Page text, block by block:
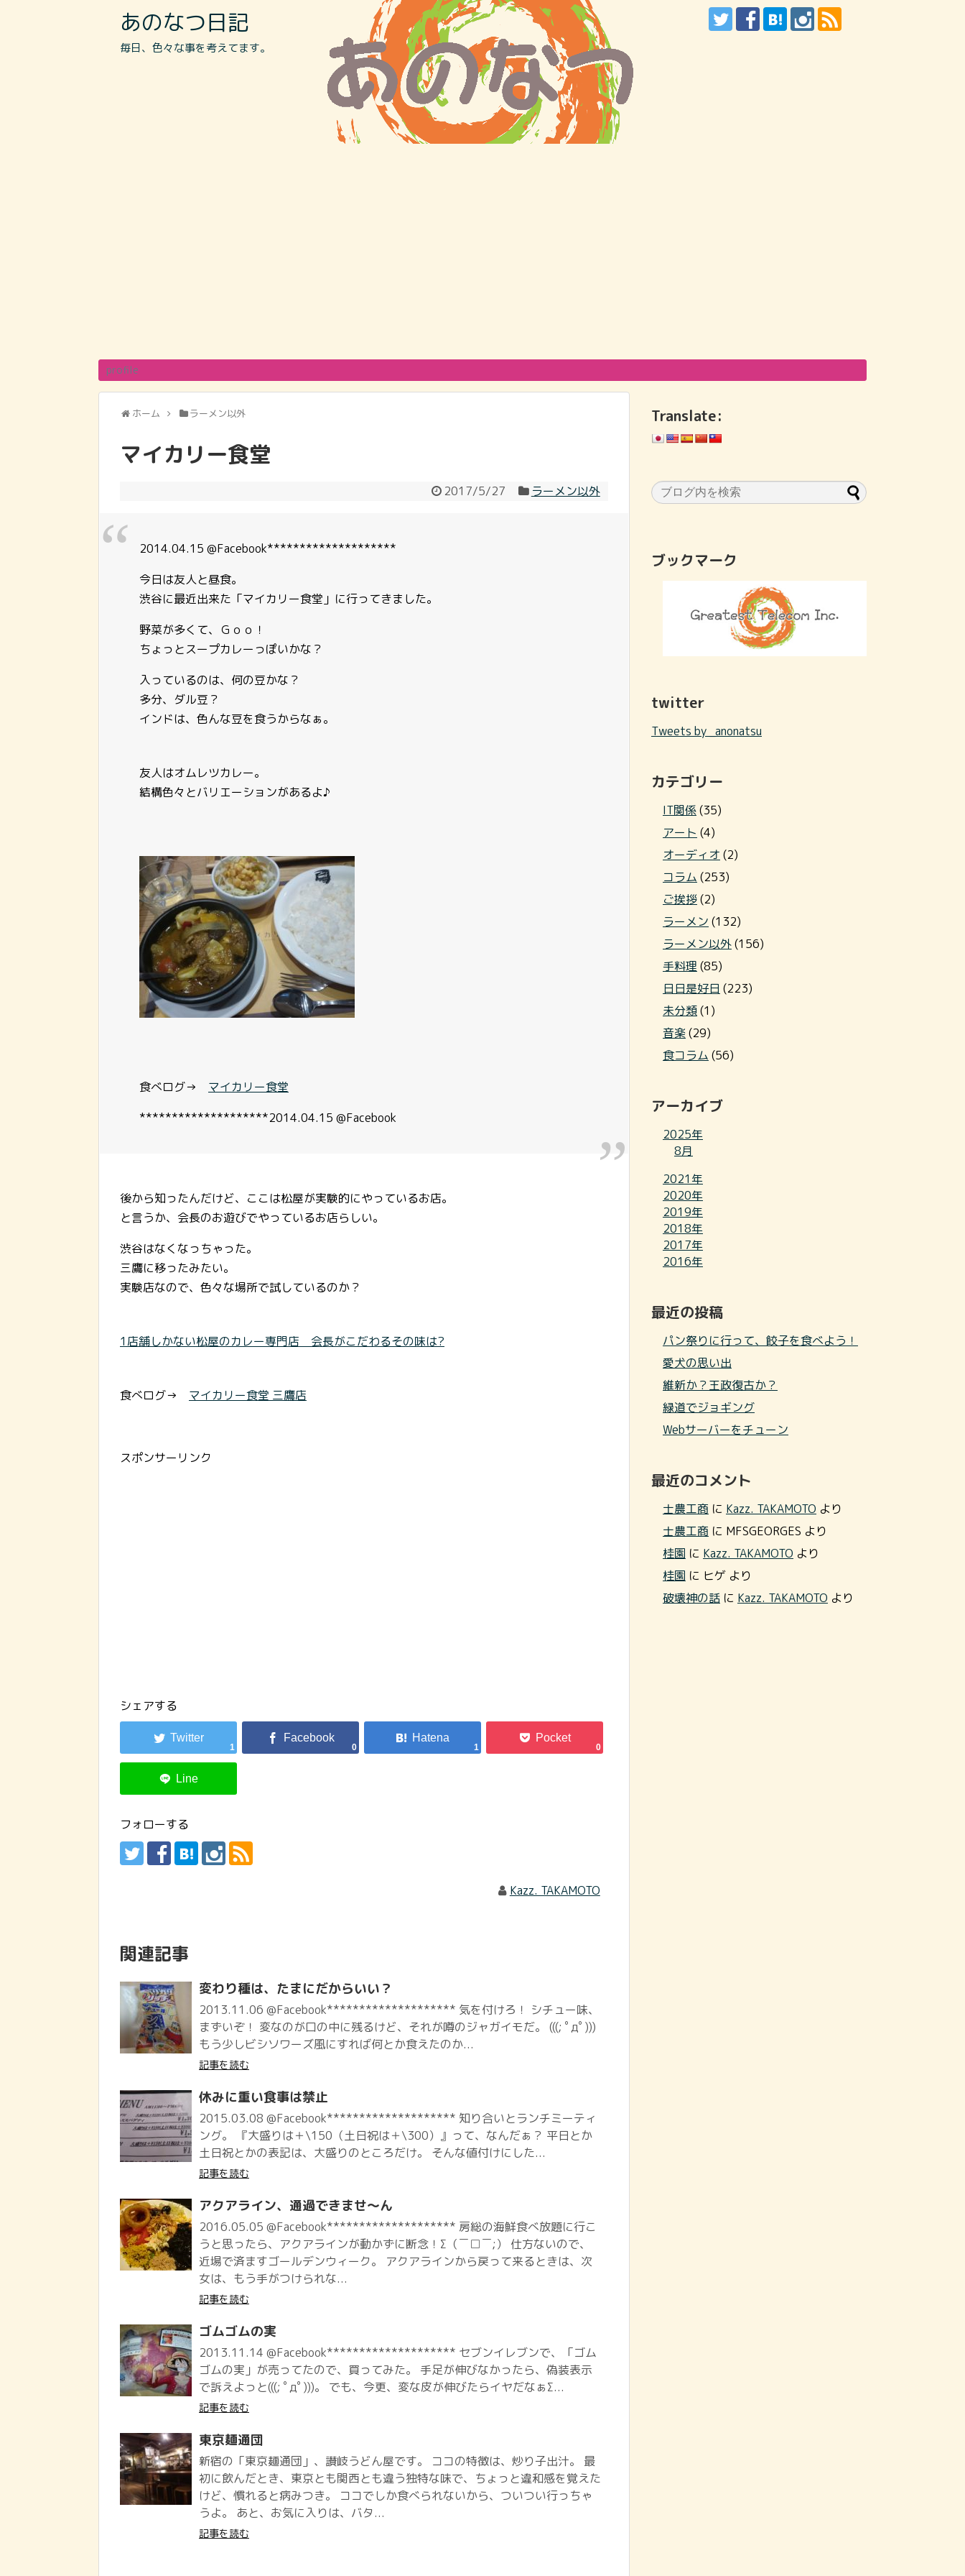
あのなつ日記
毎日、色々な事を考えてます。
profile
ホーム ラーメン以外
マイカリー食堂
2017/5/27 ラーメン以外
2014.04.15 @Facebook********************
今日は友人と昼食。
渋谷に最近出来た「マイカリー食堂」に行ってきました。
野菜が多くて、Ｇｏｏ！
ちょっとスープカレーっぽいかな？
入っているのは、何の豆かな？
多分、ダル豆？
インドは、色んな豆を食うからなぁ。
友人はオムレツカレー。
結構色々とバリエーションがあるよ♪
食べログ→ マイカリー食堂
********************2014.04.15 @Facebook
後から知ったんだけど、ここは松屋が実験的にやっているお店。
と言うか、会長のお遊びでやっているお店らしい。
渋谷はなくなっちゃった。
三鷹に移ったみたい。
実験店なので、色々な場所で試しているのか？
1店舗しかない松屋のカレー専門店 会長がこだわるその味は?
食べログ→ マイカリー食堂 三鷹店
スポンサーリンク
シェアする
1 0 1 0
フォローする
Kazz. TAKAMOTO
関連記事
変わり種は、たまにだからいい？
2013.11.06 @Facebook******************** 気を付けろ！ シチュー味、
まずいぞ！ 変なのが口の中に残るけど、それが噂のジャガイモだ。 (((; ﾟдﾟ)))
もう少しビシソワーズ風にすれば何とか食えたのか...
記事を読む
休みに重い食事は禁止
2015.03.08 @Facebook******************** 知り合いとランチミーティ
ング。 『大盛りは＋\150（土日祝は＋\300）』って、なんだぁ？ 平日とか
土日祝とかの表記は、大盛りのところだけ。 そんな値付けにした...
記事を読む
アクアライン、通過できませ～ん
2016.05.05 @Facebook******************** 房総の海鮮食べ放題に行こ
うと思ったら、アクアラインが動かずに断念！Σ（￣□￣;） 仕方ないので、
近場で済ますゴールデンウィーク。 アクアラインから戻って来るときは、次
女は、もう手がつけられな...
記事を読む
ゴムゴムの実
2013.11.14 @Facebook******************** セブンイレブンで、「ゴム
ゴムの実」が売ってたので、買ってみた。 手足が伸びなかったら、偽装表示
で訴えよっと(((; ﾟдﾟ)))。 でも、今更、変な皮が伸びたらイヤだなぁΣ...
記事を読む
東京麺通団
新宿の「東京麺通団」、讃岐うどん屋です。 ココの特徴は、炒り子出汁。 最
初に飲んだとき、東京とも関西とも違う独特な味で、ちょっと違和感を覚えた
けど、慣れると病みつき。 ココでしか食べられないから、ついつい行っちゃ
うよ。 あと、お気に入りは、バタ...
記事を読む
Translate:
ブックマーク
twitter
Tweets by _anonatsu
カテゴリー
IT関係(35)
アート (4)
オーディオ (2)
コラム (253)
ご挨拶(2)
ラーメン (132)
ラーメン以外(156)
手料理 (85)
日日是好日 (223)
未分類(1)
音楽(29)
食コラム (56)
アーカイブ
2025年
8月
2021年
2020年
2019年
2018年
2017年
2016年
最近の投稿
パン祭りに行って、餃子を食べよう！
愛犬の思い出
維新か？王政復古か？
緑道でジョギング
Webサーバーをチューン
最近のコメント
士農工商 に Kazz. TAKAMOTO より
士農工商 に MFSGEORGES より
桂園 に Kazz. TAKAMOTO より
桂園 に ヒゲ より
破壊神の話 に Kazz. TAKAMOTO より